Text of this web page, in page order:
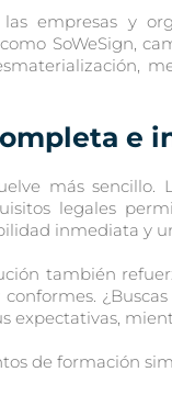
empresas y
SoWeSign,
e
más
legales
inmediata y
también
expectativas,
de formación